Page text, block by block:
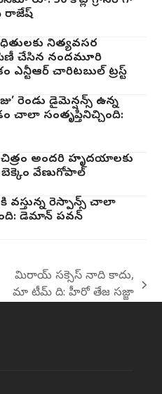
రాజేష్
నిత్యవసర
చేసిన నందమూరి
చారిటబుల్ ట్రస్ట్
రెండు డైమెన్షన్స్ ఉన్న
చాలా సంతృప్తినిచ్చింది:
చిత్రం అందరి హృదయాలకు
బెక్కెం వేణుగోపాల్‌
వస్తున్న రెస్పాన్స్ చాలా
డెమాన్ పవన్
next
మిరాయ్ సక్సెస్ నాది కాదు,
మా టీమ్ ది: హీరో తేజ సజ్జా